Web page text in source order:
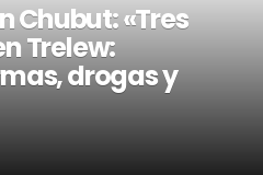
Chubut: «Tres
Trelew:
drogas y